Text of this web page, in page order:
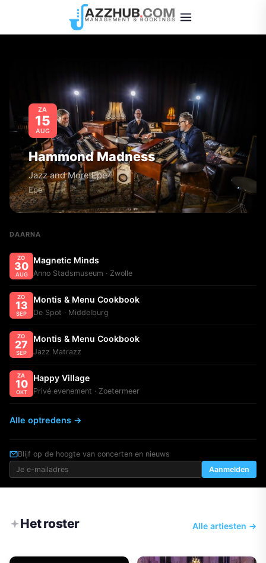
ZA
15
AUG
Hammond Madness
Jazz and More Epe
Epe
DAARNA
ZO
30
AUG
Magnetic Minds
Anno Stadsmuseum · Zwolle
ZO
13
SEP
Montis & Menu Cookbook
De Spot · Middelburg
ZO
27
SEP
Montis & Menu Cookbook
Jazz Matrazz
ZA
10
OKT
Happy Village
Privé evenement · Zoetermeer
Alle optredens →
Blijf op de hoogte van concerten en nieuws
Aanmelden
Het roster Alle artiesten →